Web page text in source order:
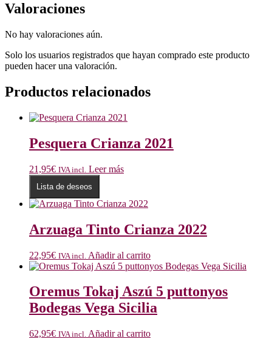
Valoraciones
No hay valoraciones aún.
Solo los usuarios registrados que hayan comprado este producto
pueden hacer una valoración.
Productos relacionados
Pesquera Crianza 2021
21,95€ IVA incl. Leer más
Lista de deseos
Arzuaga Tinto Crianza 2022
22,95€ IVA incl. Añadir al carrito
Oremus Tokaj Aszú 5 puttonyos
Bodegas Vega Sicilia
62,95€ IVA incl. Añadir al carrito